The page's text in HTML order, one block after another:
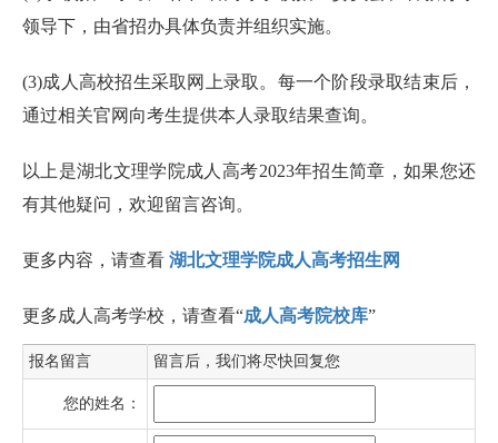
领导下，由省招办具体负责并组织实施。
(3)成人高校招生采取网上录取。每一个阶段录取结束后，
通过相关官网向考生提供本人录取结果查询。
以上是湖北文理学院成人高考2023年招生简章，如果您还
有其他疑问，欢迎留言咨询。
更多内容，请查看 湖北文理学院成人高考招生网
更多成人高考学校，请查看“成人高考院校库”
报名留言 留言后，我们将尽快回复您
您的姓名：